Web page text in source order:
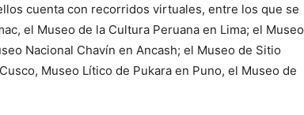
cuenta con recorridos virtuales, entre los que se
el Museo de la Cultura Peruana en Lima; el Museo
Nacional Chavín en Ancash; el Museo de Sitio
Museo Lítico de Pukara en Puno, el Museo de